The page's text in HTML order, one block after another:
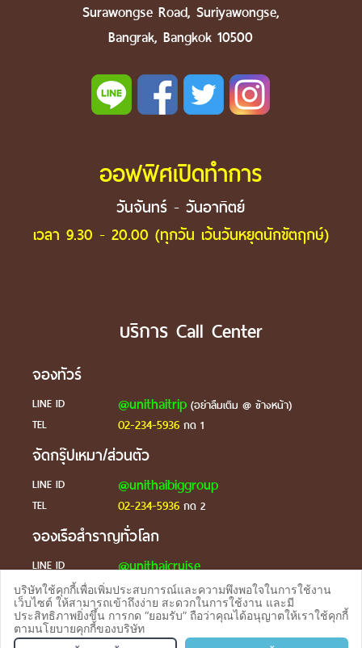
จองทัวร TEL
Surawongse Road, Suriyawongse,
Bangrak, Bangkok 10500
ออฟฟิศเปิดทำการ
วันจันทร์ - วันอาทิตย์
เวลา 9.30 - 20.00 (ทุกวัน เว้นวันหยุดนักขัตฤกษ์)
บริการ Call Center
จองทัวร์
LINE ID @unithaitrip(อย่าลืมเติม @ ข้างหน้า)
TEL
02-234-5936กด 1
จัดกรุ๊ปเหมา/ส่วนตัว
LINE ID @unithaibiggroup
TEL 02-234-5936กด 2
จองเรือสำราญทั่วโลก
LINE ID @unithaicruise
ร้องเรียน
LINE ID @unithaicare
บริษัทใช้คุกกี้เพื่อเพิ่มประสบการณ์และความพึงพอใจในการใช้งาน
เว็บไซต์ ให้สามารถเข้าถึงง่าย สะดวกในการใช้งาน และมี
ประสิทธิภาพยิ่งขึ้น การกด “ยอมรับ” ถือว่าคุณได้อนุญาตให้เราใช้คุกกี้
ตามนโยบายคุกกี้ของบริษัท